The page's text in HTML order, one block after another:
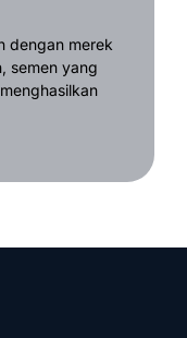
dengan merek
semen yang